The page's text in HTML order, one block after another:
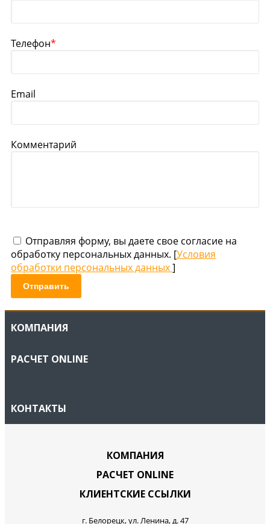
Телефон*
Email
Комментарий
Отправляя форму, вы даете свое согласие на
обработку персональных данных. [Условия
обработки персональных данных]
Отправить
КОМПАНИЯ
РАСЧЕТ ONLINE
КОНТАКТЫ
КОМПАНИЯ
РАСЧЕТ ONLINE
КЛИЕНТСКИЕ ССЫЛКИ
г. Белорецк, ул. Ленина, д. 47